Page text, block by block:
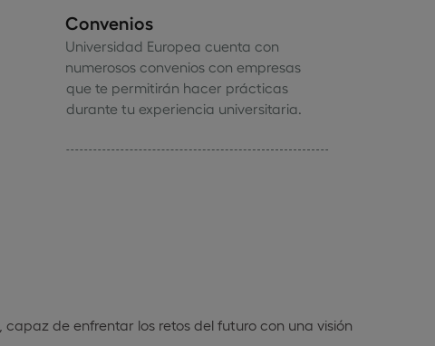
Convenios
Universidad Europea cuenta con
numerosos convenios con empresas
que te permitirán hacer prácticas
durante tu experiencia universitaria.
de enfrentar los retos del futuro con una visión